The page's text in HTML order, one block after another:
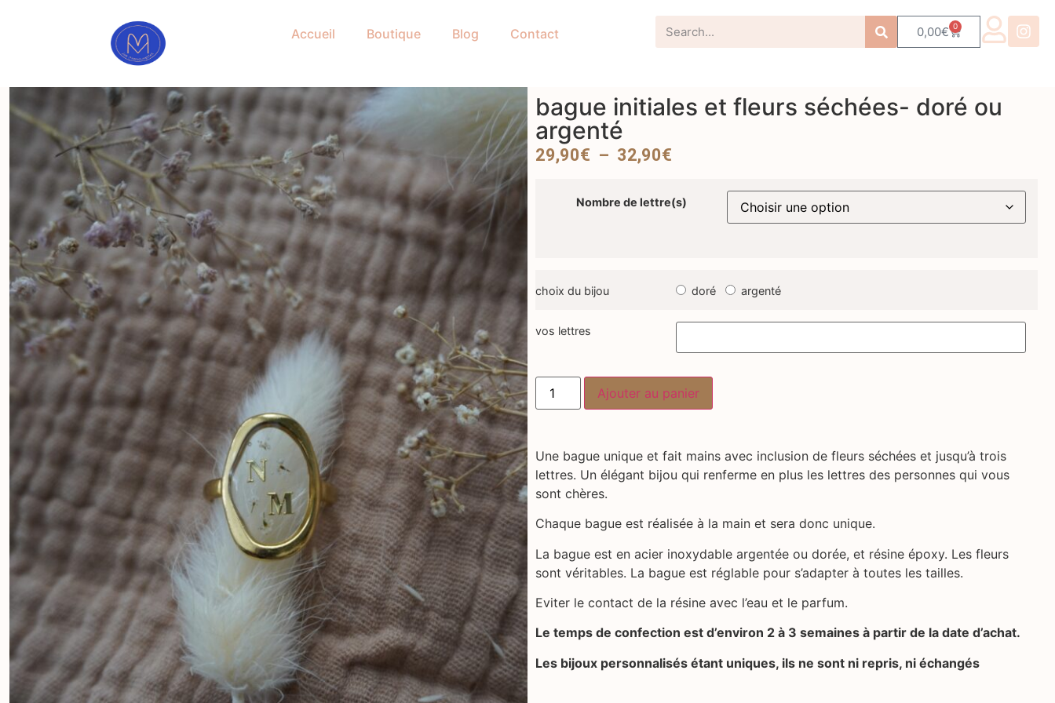
Accueil Boutique Blog Contact 0,00€ 0
bague initiales et fleurs séchées- doré ou
argenté
29,90€ – 32,90€
Nombre de lettre(s)
choix du bijou doré argenté
vos lettres
Ajouter au panier
Une bague unique et fait mains avec inclusion de fleurs séchées et jusqu’à trois
lettres. Un élégant bijou qui renferme en plus les lettres des personnes qui vous
sont chères.
Chaque bague est réalisée à la main et sera donc unique.
La bague est en acier inoxydable argentée ou dorée, et résine époxy. Les fleurs
sont véritables. La bague est réglable pour s’adapter à toutes les tailles.
Eviter le contact de la résine avec l’eau et le parfum.
Le temps de confection est d’environ 2 à 3 semaines à partir de la date d’achat.
Les bijoux personnalisés étant uniques, ils ne sont ni repris, ni échangés